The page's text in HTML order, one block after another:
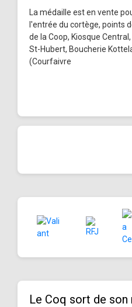
La médaille est en vente
l'entrée du cortège, points
de la Coop, Kiosque
St-Hubert, Boucherie
(Courfaivre
Le Coq sort de son